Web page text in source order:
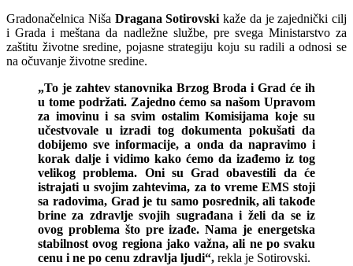
Gradonačelnica Niša Dragana Sotirovskikaže da je zajednički cilj
i Grada i meštana da nadležne službe, pre svega Ministarstvo za
zaštitu životne sredine, pojasne strategiju koju su radili a odnosi se
na očuvanje životne sredine.
„To je zahtev stanovnika Brzog Broda i Grad će ih
u tome podržati. Zajedno ćemo sa našom Upravom
za imovinu i sa svim ostalim Komisijama koje su
učestvovale u izradi tog dokumenta pokušati da
dobijemo sve informacije, a onda da napravimo i
korak dalje i vidimo kako ćemo da izađemo iz tog
velikog problema. Oni su Grad obavestili da će
istrajati u svojim zahtevima, za to vreme EMS stoji
sa radovima, Grad je tu samo posrednik, ali takođe
brine za zdravlje svojih sugrađana i želi da se iz
ovog problema što pre izađe. Nama je energetska
stabilnost ovog regiona jako važna, ali ne po svaku
cenu i ne po cenu zdravlja ljudi“, rekla je Sotirovski.